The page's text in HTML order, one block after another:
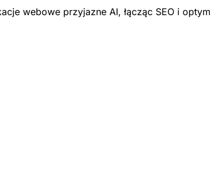
webowe przyjazne AI, łącząc SEO i